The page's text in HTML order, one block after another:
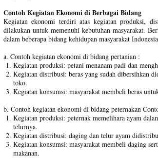
Contoh Kegiatan Ekonomi di Berbagai Bidang
Kegiatan ekonomi terdiri atas kegiatan produksi,
dilakukan untuk memenuhi kebutuhan masyarakat.
dalam beberapa bidang kehidupan masyarakat
a. Contoh kegiatan ekonomi di bidang pertanian :
Kegiatan produksi: petani menanam padi dan
Kegiatan distribusi: beras yang sudah dibersihkan
toko.
Kegiatan konsumsi: masyarakat membeli beras
b. Contoh kegiatan ekonomi di bidang peternakan
Kegiatan produksi: peternak memelihara ayam
telurnya.
Kegiatan distribusi: daging dan telur ayam
Kegiatan konsumsi: masyarakat membeli daging
makanan.